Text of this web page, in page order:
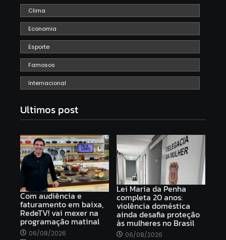
Clima
Economia
Esporte
Famosos
Internacional
Ultimos post
Com audiência e
faturamento em baixa,
RedeTV! vai mexer na
programação matinal
06/08/2026
Lei Maria da Penha
completa 20 anos:
violência doméstica
ainda desafia proteção
às mulheres no Brasil
06/08/2026